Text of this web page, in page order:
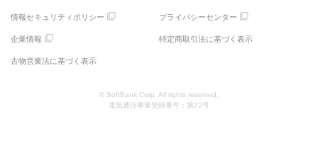
情報セキュリティポリシー プライバシーセンター
企業情報 特定商取引法に基づく表示
古物営業法に基づく表示
© SoftBank Corp. All rights reserved.
電気通信事業登録番号：第72号